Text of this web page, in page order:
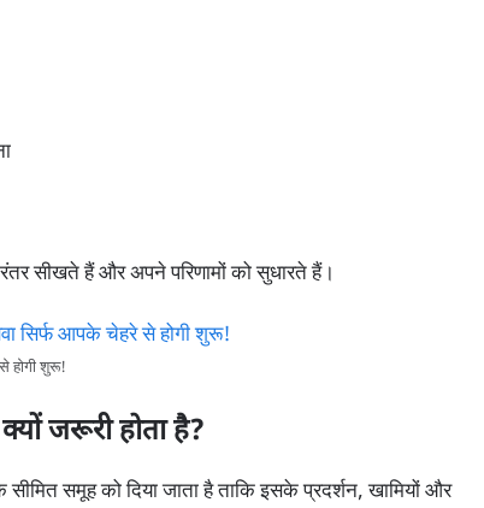
सीखते हैं और अपने परिणामों को सुधारते हैं।
होगी शुरू!
जरूरी होता है?
समूह को दिया जाता है ताकि इसके प्रदर्शन, खामियों और